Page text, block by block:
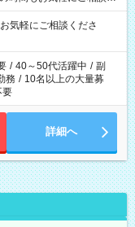
気軽にご相談くださ
/ 40～50代活躍中 / 副
務 / 10名以上の大量募
要
詳細へ